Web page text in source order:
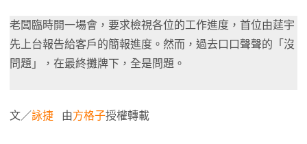
老闆臨時開一場會，要求檢視各位的工作進度，首位由莛宇
先上台報告給客戶的簡報進度。然而，過去口口聲聲的「沒
問題」，在最終攤牌下，全是問題。
文／詠捷 由方格子授權轉載